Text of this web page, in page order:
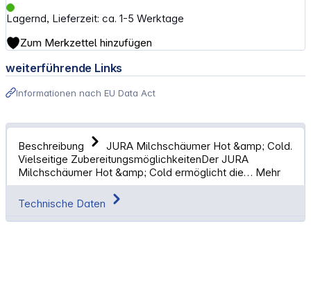
Lagernd, Lieferzeit: ca. 1-5 Werktage
Zum Merkzettel hinzufügen
weiterführende Links
Informationen nach EU Data Act
Beschreibung
JURA Milchschäumer Hot &amp; Cold.
Vielseitige ZubereitungsmöglichkeitenDer JURA
Milchschäumer Hot &amp; Cold ermöglicht die… Mehr
Technische Daten